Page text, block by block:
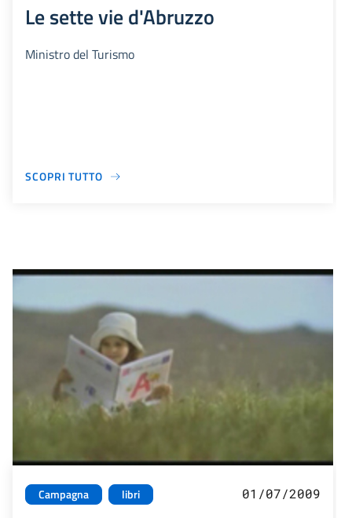
Le sette vie d'Abruzzo
Ministro del Turismo
SCOPRI TUTTO
Campagna libri 01/07/2009